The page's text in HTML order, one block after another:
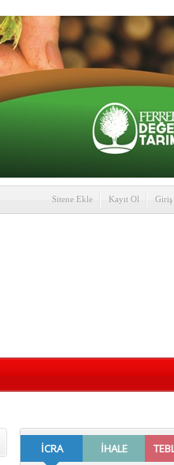
Sitene Ekle Kayıt Ol Giriş